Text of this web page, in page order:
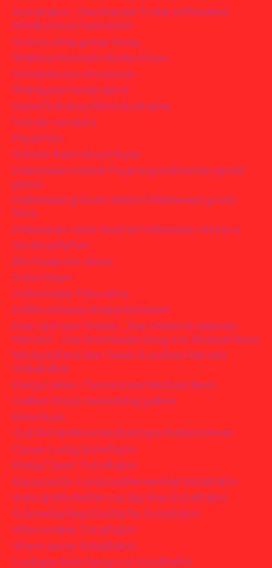
SchaRaEm – Die Eiskalte Truhe (Offizielles
Musikvideo) Halloween
Grünes Ding green thing
Weihnachtsmann Santa Claus
Schneemann Snowman
Waldgeist Forest spirit
Hexe Exdreme Witch Exdreme
Vampir vampire
Fisch Fish
Geister Rose Ghost Rose
Helloween Geister Flugzeug Helloween ghost
plane
Helloween grünes Gesicht Helloween green
face
Helloween rotes Gesicht Helloween red face
Qualle jellyfish
Eis Clown Ice clown
Gold Clown
Zeitscheibe Time slice
Enttäuschung disappointment
Das Lied zum Clown – „Der Clown in meinem
Herzen“ – Der brandneue Song von Michael Bern
Michael Bern Der Clown in meinen Herzen
SchaRaEm
Ewige Liebe – Tamara und Michael Bern
Gelbes Etwas Something yellow
Ente Duck
ZLATKO Butik moda Boutique fashion Porec
Clown Lustig SchaRaEm
König Claun I SchaRaEm
Bauarbeiter construction worker SchaRaEm
Auto große Reifen car big tires SchaRaEm
Schmetterling II butterfly SchaRaEm
Affe monkey SchaRaEm
Wurm worm SchaRaEm
Lustiges Auto funny car SchaRaEm